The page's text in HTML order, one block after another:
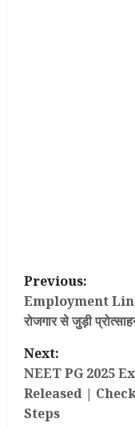
P
o
s
t
n
Previous:
Employment
रोजगार से जुड़ी
Next:
NEET PG 2025
Released |
Steps